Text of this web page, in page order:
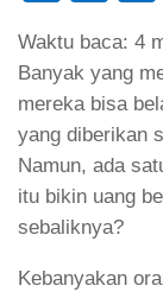
Waktu baca: 4
Banyak yang
mereka bisa
yang diberikan
Namun, ada
itu bikin uang
sebaliknya?
Kebanyakan